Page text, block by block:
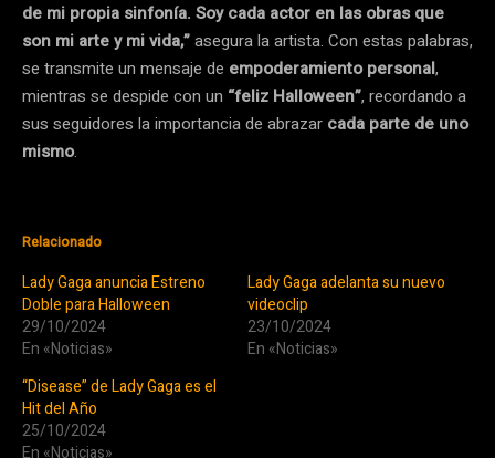
de mi propia sinfonía. Soy cada actor en las obras que
son mi arte y mi vida,”asegura la artista. Con estas palabras,
se transmite un mensaje de empoderamiento personal,
mientras se despide con un “feliz Halloween”, recordando a
sus seguidores la importancia de abrazar cada parte de uno
mismo.
Relacionado
Lady Gaga anuncia Estreno
Doble para Halloween
29/10/2024
En «Noticias»
Lady Gaga adelanta su nuevo
videoclip
23/10/2024
En «Noticias»
“Disease” de Lady Gaga es el
Hit del Año
25/10/2024
En «Noticias»